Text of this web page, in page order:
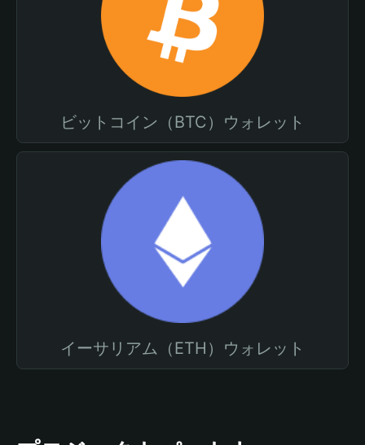
ビットコイン（BTC）ウォレット
イーサリアム（ETH）ウォレット